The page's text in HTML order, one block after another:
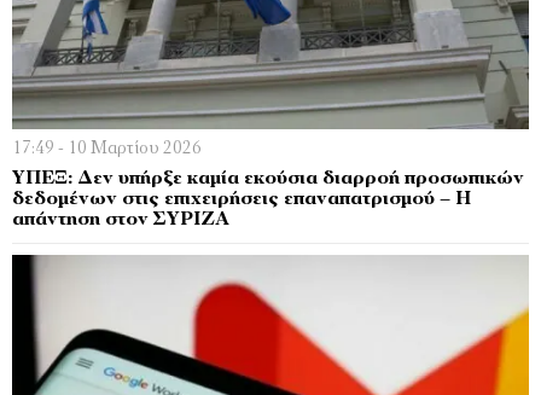
17:49 - 10 Μαρτίου 2026
ΥΠΕΞ: Δεν υπήρξε καμία εκούσια διαρροή προσωπικών
δεδομένων στις επιχειρήσεις επαναπατρισμού – Η
απάντηση στον ΣΥΡΙΖΑ